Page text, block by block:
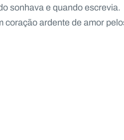
sonhava e quando escrevia.
coração ardente de amor